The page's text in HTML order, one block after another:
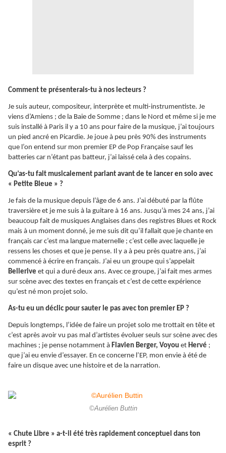
Comment te présenterais-tu à nos lecteurs ?
Je suis auteur, compositeur, interprète et multi-instrumentiste. Je
viens d’Amiens ; de la Baie de Somme ; dans le Nord et même si je me
suis installé à Paris il y a 10 ans pour faire de la musique, j’ai toujours
un pied ancré en Picardie. Je joue à peu près 90% des instruments
que l’on entend sur mon premier EP de Pop Française sauf les
batteries car n’étant pas batteur, j’ai laissé cela à des copains.
Qu’as-tu fait musicalement parlant avant de te lancer en solo avec
« Petite Bleue » ?
Je fais de la musique depuis l’âge de 6 ans. J’ai débuté par la flûte
traversière et je me suis à la guitare à 16 ans. Jusqu’à mes 24 ans, j’ai
beaucoup fait de musiques Anglaises dans des registres Blues et Rock
mais à un moment donné, je me suis dit qu’il fallait que je chante en
français car c’est ma langue maternelle ; c’est celle avec laquelle je
ressens les choses et que je pense. Il y a à peu près quatre ans, j’ai
commencé à écrire en français. J’ai eu un groupe qui s’appelait
Bellerive et qui a duré deux ans. Avec ce groupe, j’ai fait mes armes
sur scène avec des textes en français et c’est de cette expérience
qu’est né mon projet solo.
As-tu eu un déclic pour sauter le pas avec ton premier EP ?
Depuis longtemps, l’idée de faire un projet solo me trottait en tête et
c’est après avoir vu pas mal d’artistes évoluer seuls sur scène avec des
machines ; je pense notamment à Flavien Berger, Voyou et Hervé ;
que j’ai eu envie d’essayer. En ce concerne l’EP, mon envie à été de
faire un disque avec une histoire et de la narration.
©Aurélien Buttin
« Chute Libre » a-t-il été très rapidement conceptuel dans ton
esprit ?